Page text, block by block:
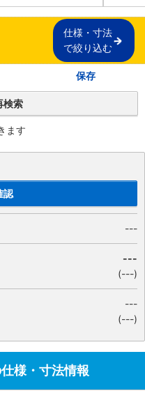
仕様・寸法
で絞り込む
保存
検索
ます
認
---
---
(---)
---
(---)
様・寸法情報